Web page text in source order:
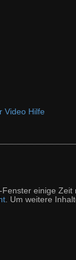
Video Hilfe
einige
. Um weitere